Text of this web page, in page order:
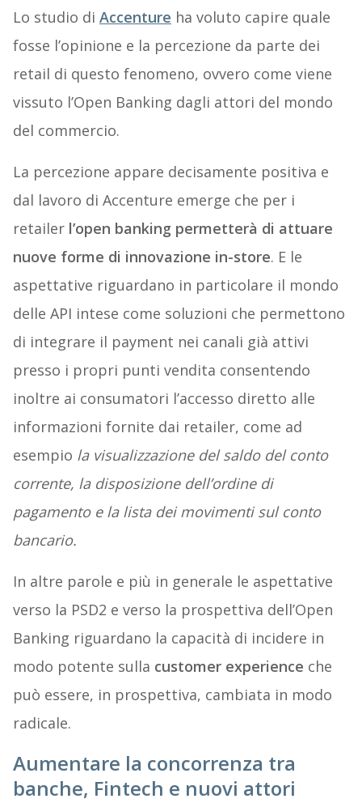
Lo studio di Accenture ha voluto capire quale
fosse l’opinione e la percezione da parte dei
retail di questo fenomeno, ovvero come viene
vissuto l’Open Banking dagli attori del mondo
del commercio.
La percezione appare decisamente positiva e
dal lavoro di Accenture emerge che per i
retailer l’open banking permetterà di attuare
nuove forme di innovazione in-store. E le
aspettative riguardano in particolare il mondo
delle API intese come soluzioni che permettono
di integrare il payment nei canali già attivi
presso i propri punti vendita consentendo
inoltre ai consumatori l’accesso diretto alle
informazioni fornite dai retailer, come ad
esempio la visualizzazione del saldo del conto
corrente, la disposizione dell’ordine di
pagamento e la lista dei movimenti sul conto
bancario.
In altre parole e più in generale le aspettative
verso la PSD2 e verso la prospettiva dell’Open
Banking riguardano la capacità di incidere in
modo potente sulla customer experience che
può essere, in prospettiva, cambiata in modo
radicale.
Aumentare la concorrenza tra
banche, Fintech e nuovi attori